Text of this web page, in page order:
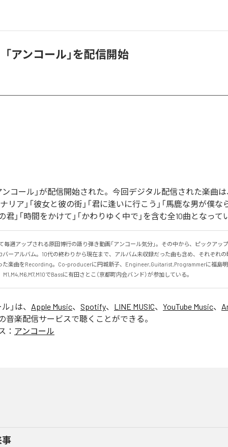
アンコール」を配信開始
コール」が配信開始された。今回デジタル配信された楽曲は、
ナリア」「彼女と彼の街」「君に逢いに行こう」「馬鹿な男が僕な
」「時間をかけて」「かわりゆく中で」を含む全10曲となって
毎週アップされる原田博行の語り弾き動画「アンコール気分」。その中から、ピックアッ
バーアルバム。10代の終わりから現在まで、アルバム未収録だった曲も含め、それぞれの
た楽曲をRecording。Co-producerに円城新子、Engineer,Guitarist,Programmerに福島明
でBassに有田さとこ（京都町内会バンド）が参加している。
ル 」は、 Apple Music、 Spotify、 LINE MUSIC、 YouTube Music、
音楽配信サービスで聴くことができる。
： アンコール
事